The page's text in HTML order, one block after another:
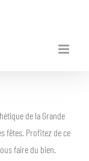
de la Grande
fêtes. Profitez de ce
faire du bien.